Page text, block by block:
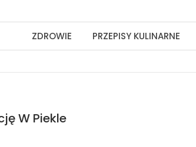
ZDROWIE PRZEPISY KULINARNE
W Piekle